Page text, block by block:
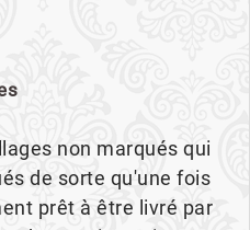
non marqués qui
de sorte qu'une fois
prêt à être livré par